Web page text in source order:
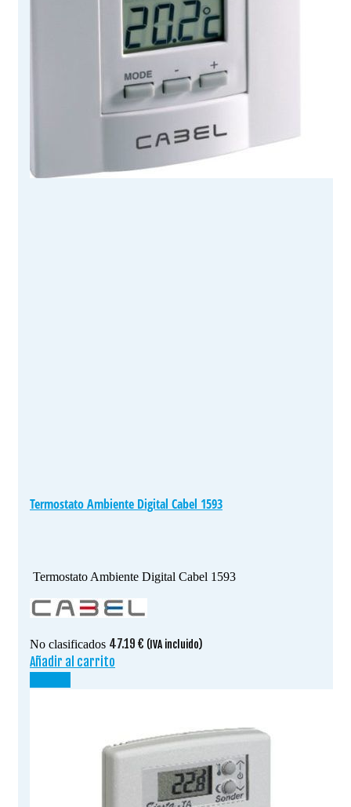
Termostato Ambiente Digital Cabel 1593
Termostato Ambiente Digital Cabel 1593
No clasificados 47.19 € (IVA incluido)
Añadir al carrito